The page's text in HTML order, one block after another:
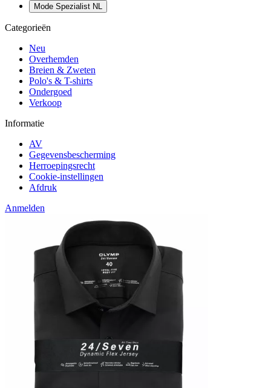
Mode Spezialist NL
Categorieën
Neu
Overhemden
Breien & Zweten
Polo's & T-shirts
Ondergoed
Verkoop
Informatie
AV
Gegevensbescherming
Herroepingsrecht
Cookie-instellingen
Afdruk
Anmelden